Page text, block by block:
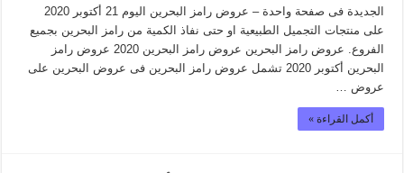
الجديدة فى صفحة واحدة – عروض رامز البحرين اليوم 21 أكتوبر 2020
على منتجات التجميل الطبيعية او حتى نفاذ الكمية من رامز البحرين بجميع
الفروع. عروض رامز البحرين عروض رامز البحرين 2020 عروض رامز
البحرين أكتوبر 2020 تشمل عروض رامز البحرين فى عروض البحرين على
عروض …
أكمل القراءة »